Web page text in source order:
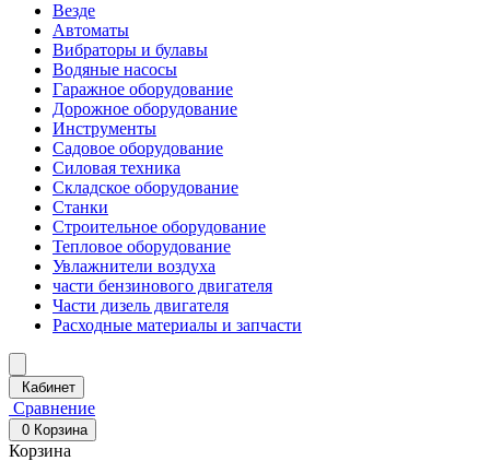
Везде
Автоматы
Вибраторы и булавы
Водяные насосы
Гаражное оборудование
Дорожное оборудование
Инструменты
Садовое оборудование
Силовая техника
Складское оборудование
Станки
Строительное оборудование
Тепловое оборудование
Увлажнители воздуха
части бензинового двигателя
Части дизель двигателя
Расходные материалы и запчасти
Кабинет
Сравнение
0 Корзина
Корзина